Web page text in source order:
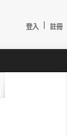
登入 註冊